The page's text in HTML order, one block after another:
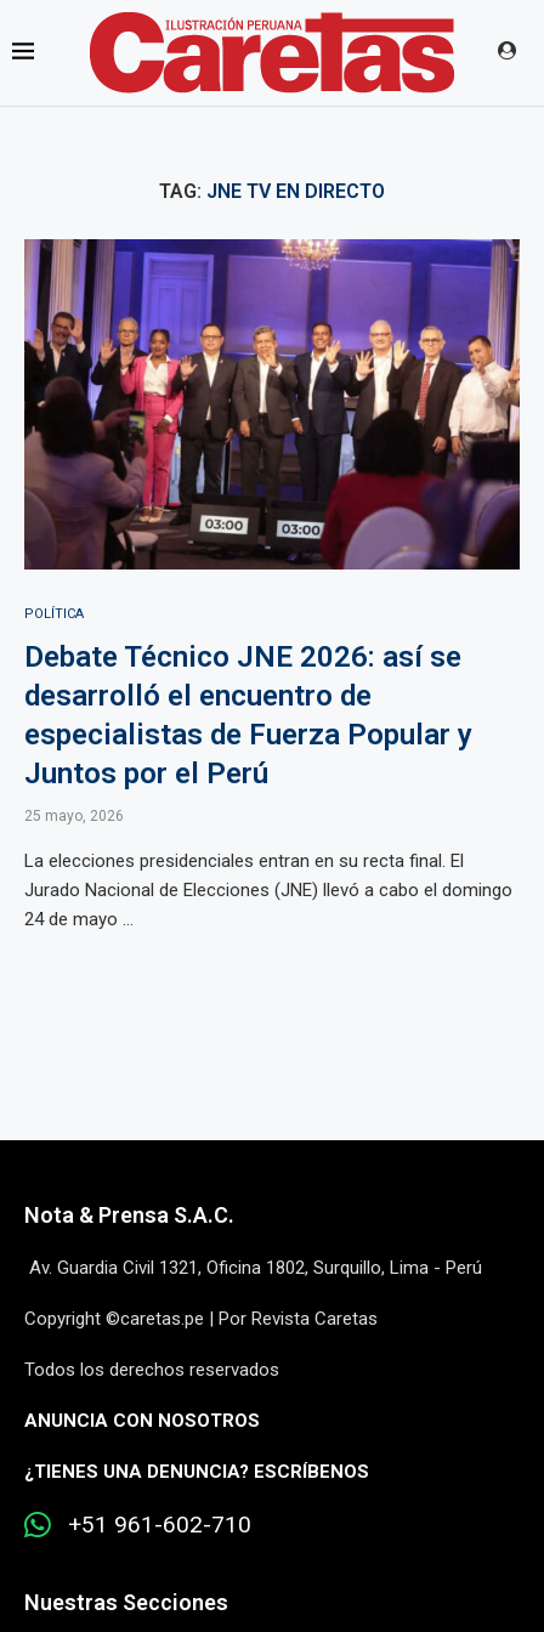
TAG: JNE TV EN DIRECTO
POLÍTICA
Debate Técnico JNE 2026: así se
desarrolló el encuentro de
especialistas de Fuerza Popular y
Juntos por el Perú
25 mayo, 2026
La elecciones presidenciales entran en su recta final. El
Jurado Nacional de Elecciones (JNE) llevó a cabo el domingo
24 de mayo ...
Nota & Prensa S.A.C.
Av. Guardia Civil 1321, Oficina 1802, Surquillo, Lima - Perú
Copyright ©caretas.pe | Por Revista Caretas
Todos los derechos reservados
ANUNCIA CON NOSOTROS
¿TIENES UNA DENUNCIA? ESCRÍBENOS
+51 961-602-710
Nuestras Secciones